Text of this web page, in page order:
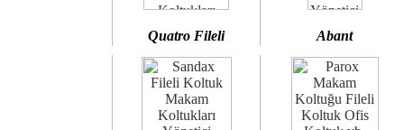
Quatro Fileli Abant